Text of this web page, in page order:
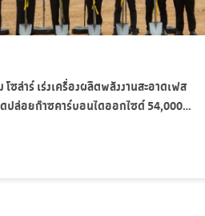
ซล่าร์ เร่งเครื่องผลิตพลังงานสะอาดเฟส
ดปล่อยก๊าซคาร์บอนไดออกไซด์ 54,000